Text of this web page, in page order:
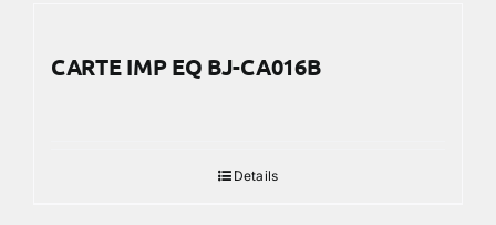
CARTE IMP EQ BJ-CA016B
Details